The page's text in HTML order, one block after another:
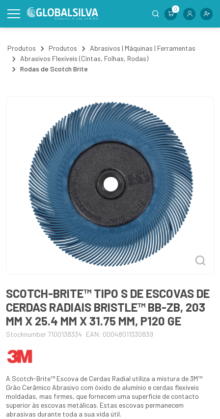
0
Produtos Produtos
Abrasivos | Máquinas | Ferramentas
Abrasivos Flexíveis (Cintas, Folhas, Rodas)
Rodas de Scotch Brite
SCOTCH-BRITE™ TIPO S DE ESCOVAS DE
CERDAS RADIAIS BRISTLE™ BB-ZB, 203
MM X 25.4 MM X 31.75 MM, P120 GE
Stocknumber 7100138334 EAN: 00048011330839
A Scotch-Brite™ Escova de Cerdas Radial utiliza a mistura de 3M™
Grão Cerâmico Abrasivo com óxido de alumínio e cerdas flexíveis
moldadas, mas firmes, que fornecem uma superfície de contacto
superior às escovas metálicas. Estas escovas permanecem
abrasivas durante toda a sua vida útil.